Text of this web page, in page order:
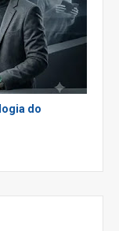
do